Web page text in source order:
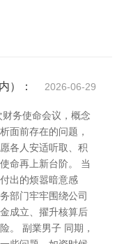
）： 2026-06-29
务使命会议，概念
面前存在的问题，
各人安适听取、积
命再上新台阶。 当
出的烦嚣暗意感
部门牢牢围绕公司
成立、擢升核算后
。 副業男子 同期，